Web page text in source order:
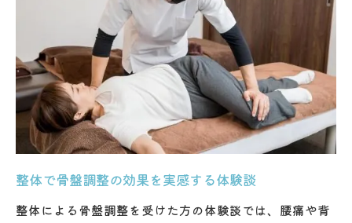
整体で体型回復をサポートする理由と注意
点
整体による骨盤調整が腰痛改善へ導く理由
整体が腰痛改善に有効な骨盤調整法の仕組
み
仙骨・股関節の動きを重視した整体アプロ
ーチ
整体で骨盤調整の効果を実感する体験談
整体による骨盤調整を受けた方の体験談では、腰痛や背